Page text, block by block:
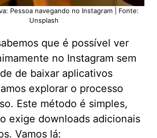
Pessoa navegando no Instagram | Fonte:
Unsplash
que é possível ver
no Instagram sem
de baixar aplicativos
explorar o processo
Este método é simples,
exige downloads adicionais
Vamos lá: